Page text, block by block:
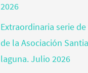
2026
Extraordinaria serie
de la Asociación
laguna. Julio 2026